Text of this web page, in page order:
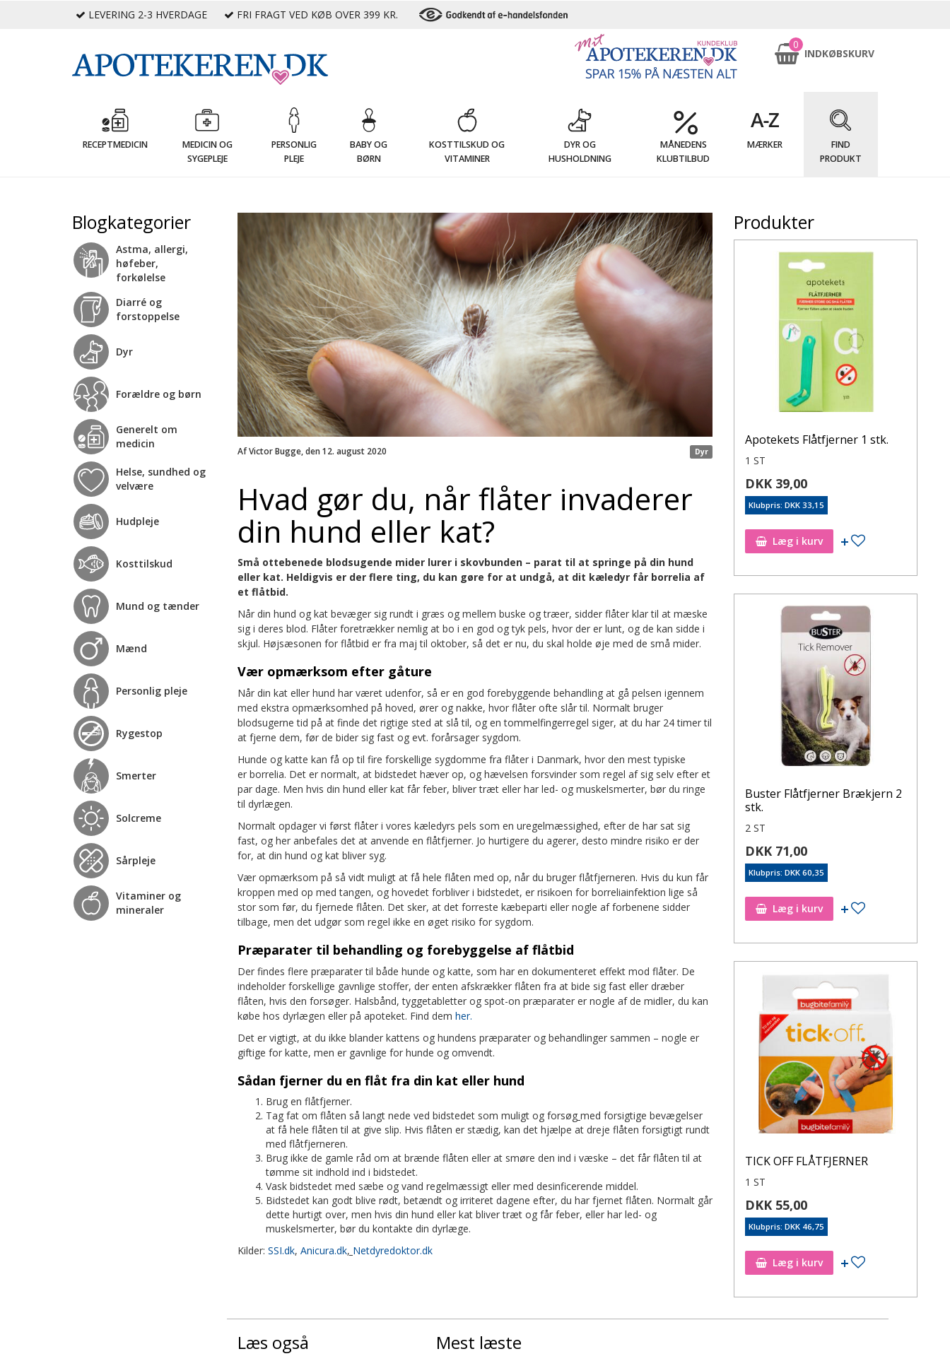
LEVERING 2-3 HVERDAGE FRI FRAGT VED KØB OVER 399 KR.
0
INDKØBSKURV
RECEPTMEDICIN
MEDICIN OG
SYGEPLEJE
PERSONLIG
PLEJE
BABY OG
BØRN
KOSTTILSKUD OG
VITAMINER
DYR OG
HUSHOLDNING
MÅNEDENS
KLUBTILBUD
MÆRKER
FIND
PRODUKT
Blogkategorier
Astma, allergi,
høfeber,
forkølelse
Diarré og
forstoppelse
Dyr
Forældre og børn
Generelt om
medicin
Helse, sundhed og
velvære
Hudpleje
Kosttilskud
Mund og tænder
Mænd
Personlig pleje
Rygestop
Smerter
Solcreme
Sårpleje
Vitaminer og
mineraler
Af Victor Bugge, den 12. august 2020 Dyr
Hvad gør du, når flåter invaderer
din hund eller kat?
Små ottebenede blodsugende mider lurer i skovbunden – parat til at springe på din hund
eller kat. Heldigvis er der flere ting, du kan gøre for at undgå, at dit kæledyr får borrelia af
et flåtbid.
Når din hund og kat bevæger sig rundt i græs og mellem buske og træer, sidder flåter klar til at mæske
sig i deres blod. Flåter foretrækker nemlig at bo i en god og tyk pels, hvor der er lunt, og de kan sidde i
skjul. Højsæsonen for flåtbid er fra maj til oktober, så det er nu, du skal holde øje med de små mider.
Vær opmærksom efter gåture
Når din kat eller hund har været udenfor, så er en god forebyggende behandling at gå pelsen igennem
med ekstra opmærksomhed på hoved, ører og nakke, hvor flåter ofte slår til. Normalt bruger
blodsugerne tid på at finde det rigtige sted at slå til, og en tommelfingerregel siger, at du har 24 timer til
at fjerne dem, før de bider sig fast og evt. forårsager sygdom.
Hunde og katte kan få op til fire forskellige sygdomme fra flåter i Danmark, hvor den mest typiske
er borrelia. Det er normalt, at bidstedet hæver op, og hævelsen forsvinder som regel af sig selv efter et
par dage. Men hvis din hund eller kat får feber, bliver træt eller har led- og muskelsmerter, bør du ringe
til dyrlægen.
Normalt opdager vi først flåter i vores kæledyrs pels som en uregelmæssighed, efter de har sat sig
fast, og her anbefales det at anvende en flåtfjerner. Jo hurtigere du agerer, desto mindre risiko er der
for, at din hund og kat bliver syg.
Vær opmærksom på så vidt muligt at få hele flåten med op, når du bruger flåtfjerneren. Hvis du kun får
kroppen med op med tangen, og hovedet forbliver i bidstedet, er risikoen for borreliainfektion lige så
stor som før, du fjernede flåten. Det sker, at det forreste kæbeparti eller nogle af forbenene sidder
tilbage, men det udgør som regel ikke en øget risiko for sygdom.
Præparater til behandling og forebyggelse af flåtbid
Der findes flere præparater til både hunde og katte, som har en dokumenteret effekt mod flåter. De
indeholder forskellige gavnlige stoffer, der enten afskrækker flåten fra at bide sig fast eller dræber
flåten, hvis den forsøger. Halsbånd, tyggetabletter og spot-on præparater er nogle af de midler, du kan
købe hos dyrlægen eller på apoteket. Find dem her.
Det er vigtigt, at du ikke blander kattens og hundens præparater og behandlinger sammen – nogle er
giftige for katte, men er gavnlige for hunde og omvendt.
Sådan fjerner du en flåt fra din kat eller hund
Brug en flåtfjerner.
Tag fat om flåten så langt nede ved bidstedet som muligt og forsøg med forsigtige bevægelser
at få hele flåten til at give slip. Hvis flåten er stædig, kan det hjælpe at dreje flåten forsigtigt rundt
med flåtfjerneren.
Brug ikke de gamle råd om at brænde flåten eller at smøre den ind i væske – det får flåten til at
tømme sit indhold ind i bidstedet.
Vask bidstedet med sæbe og vand regelmæssigt eller med desinficerende middel.
Bidstedet kan godt blive rødt, betændt og irriteret dagene efter, du har fjernet flåten. Normalt går
dette hurtigt over, men hvis din hund eller kat bliver træt og får feber, eller har led- og
muskelsmerter, bør du kontakte din dyrlæge.
Kilder: SSI.dk, Anicura.dk, Netdyredoktor.dk
Produkter
Apotekets Flåtfjerner 1 stk.
1 ST
DKK 39,00
Klubpris: DKK 33,15
Læg i kurv
Buster Flåtfjerner Brækjern 2
stk.
2 ST
DKK 71,00
Klubpris: DKK 60,35
Læg i kurv
TICK OFF FLÅTFJERNER
1 ST
DKK 55,00
Klubpris: DKK 46,75
Læg i kurv
Læs også Mest læste